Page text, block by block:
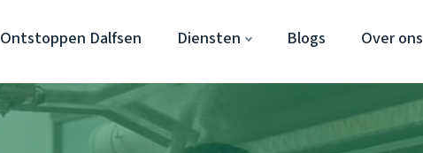
Ontstoppen Dalfsen Diensten Blogs Over ons